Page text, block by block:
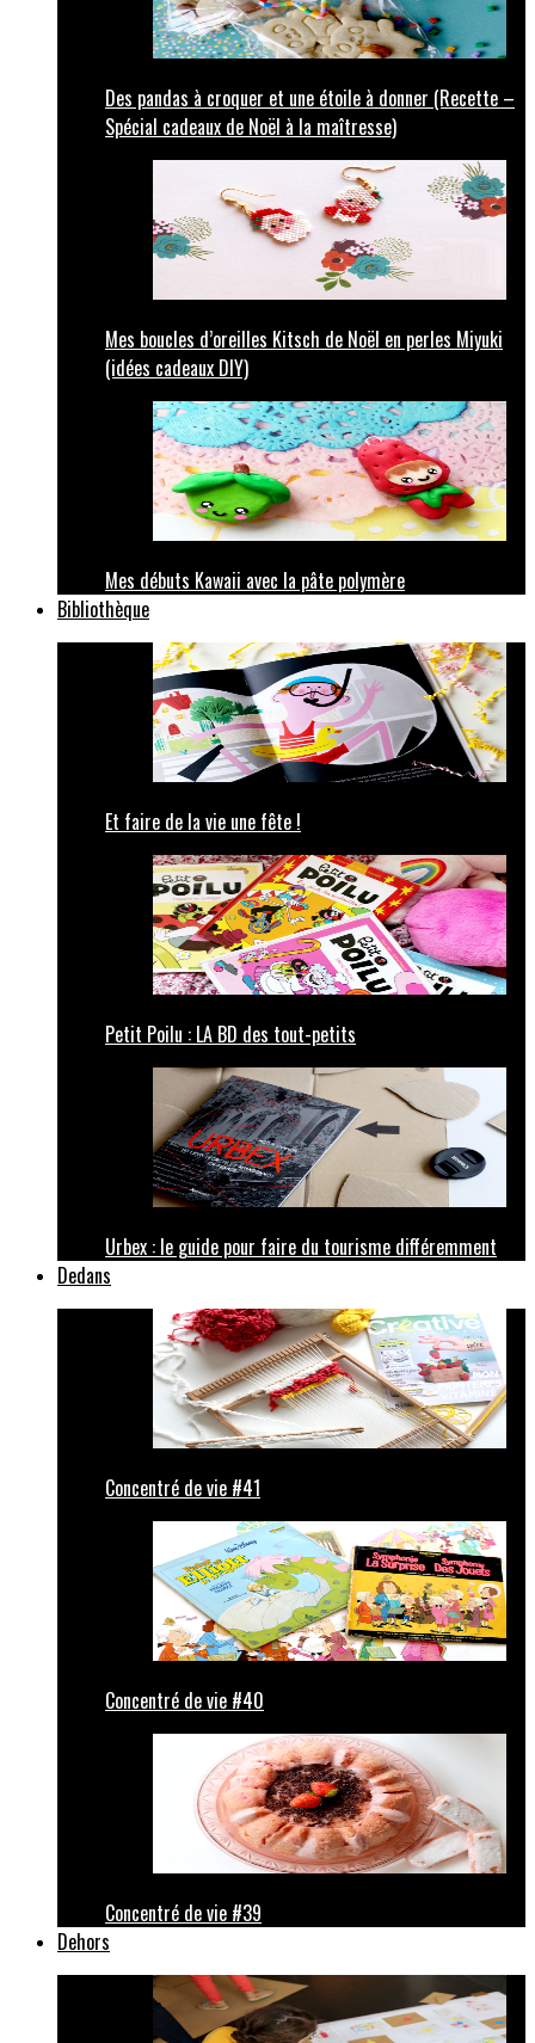
Des pandas à croquer et une étoile à donner (Recette –
Spécial cadeaux de Noël à la maîtresse)
Mes boucles d’oreilles Kitsch de Noël en perles Miyuki
(idées cadeaux DIY)
Mes débuts Kawaii avec la pâte polymère
Bibliothèque
Et faire de la vie une fête !
Petit Poilu : LA BD des tout-petits
Urbex : le guide pour faire du tourisme différemment
Dedans
Concentré de vie #41
Concentré de vie #40
Concentré de vie #39
Dehors